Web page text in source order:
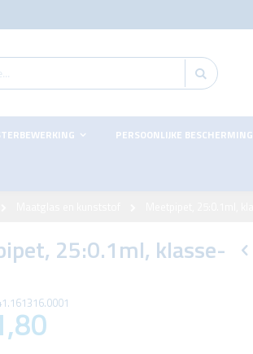
Zoeken
PERSOONLIJKE BESCHERMING
25:0.1ml, klasse-